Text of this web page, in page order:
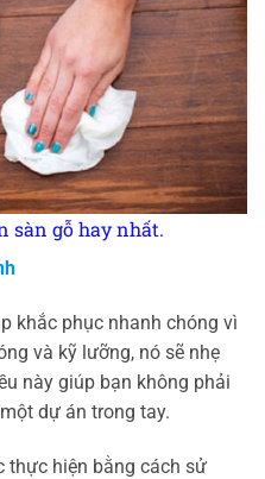
sàn gỗ hay nhất.
khắc phục nhanh chóng vì
và kỹ lưỡng, nó sẽ nhẹ
này giúp bạn không phải
dự án trong tay.
thực hiện bằng cách sử